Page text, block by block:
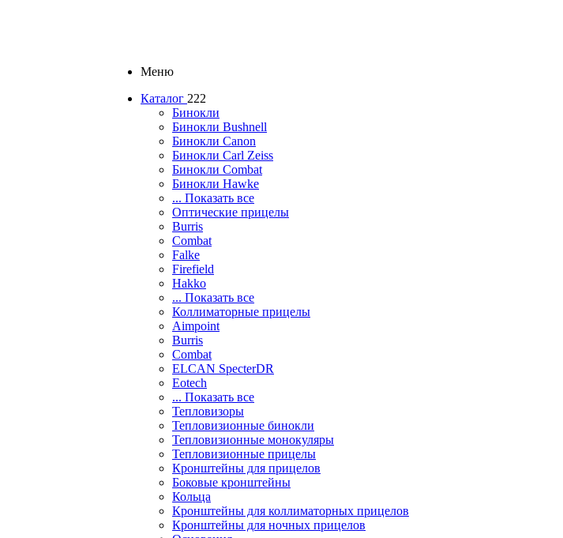
Меню
Каталог 222
Бинокли
Бинокли Bushnell
Бинокли Canon
Бинокли Carl Zeiss
Бинокли Combat
Бинокли Hawke
... Показать все
Оптические прицелы
Burris
Combat
Falke
Firefield
Hakko
... Показать все
Коллиматорные прицелы
Aimpoint
Burris
Combat
ELCAN SpecterDR
Eotech
... Показать все
Тепловизоры
Тепловизионные бинокли
Тепловизионные монокуляры
Тепловизионные прицелы
Кронштейны для прицелов
Боковые кронштейны
Кольца
Кронштейны для коллиматорных прицелов
Кронштейны для ночных прицелов